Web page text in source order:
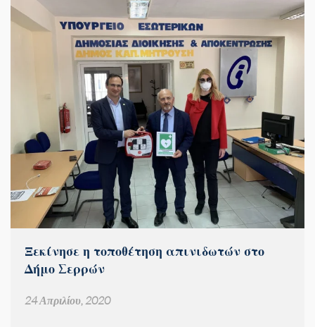
Ξεκίνησε η τοποθέτηση απινιδωτών στο
Δήμο Σερρών
24 Απριλίου, 2020